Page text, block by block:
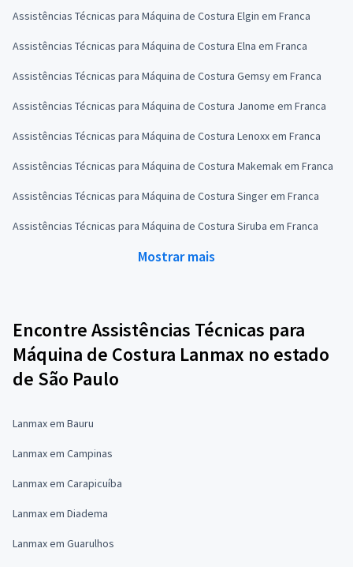
Assistências Técnicas para Máquina de Costura Elgin em Franca
Assistências Técnicas para Máquina de Costura Elna em Franca
Assistências Técnicas para Máquina de Costura Gemsy em Franca
Assistências Técnicas para Máquina de Costura Janome em Franca
Assistências Técnicas para Máquina de Costura Lenoxx em Franca
Assistências Técnicas para Máquina de Costura Makemak em Franca
Assistências Técnicas para Máquina de Costura Singer em Franca
Assistências Técnicas para Máquina de Costura Siruba em Franca
Mostrar mais
Encontre Assistências Técnicas para
Máquina de Costura Lanmax no estado
de São Paulo
Lanmax em Bauru
Lanmax em Campinas
Lanmax em Carapicuíba
Lanmax em Diadema
Lanmax em Guarulhos